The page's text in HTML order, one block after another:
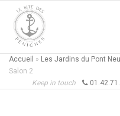
Accueil » Les Jardins du Pont
Salon 2
Keep in touch